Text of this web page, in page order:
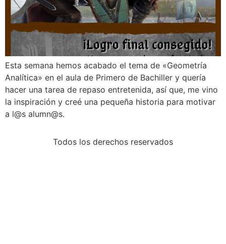
Esta semana hemos acabado el tema de «Geometría
Analítica» en el aula de Primero de Bachiller y quería
hacer una tarea de repaso entretenida, así que, me vino
la inspiración y creé una pequeña historia para motivar
a l@s alumn@s.
Todos los derechos reservados